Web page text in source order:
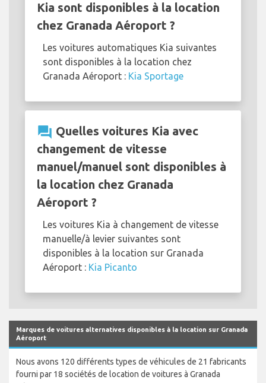
Kia sont disponibles à la location
chez Granada Aéroport ?
Les voitures automatiques Kia suivantes
sont disponibles à la location chez
Granada Aéroport : Kia Sportage
question_answer Quelles voitures Kia avec
changement de vitesse
manuel/manuel sont disponibles à
la location chez Granada
Aéroport ?
Les voitures Kia à changement de vitesse
manuelle/à levier suivantes sont
disponibles à la location sur Granada
Aéroport : Kia Picanto
Marques de voitures alternatives disponibles à la location sur Granada
Aéroport
Nous avons 120 différents types de véhicules de 21 fabricants
fourni par 18 sociétés de location de voitures à Granada